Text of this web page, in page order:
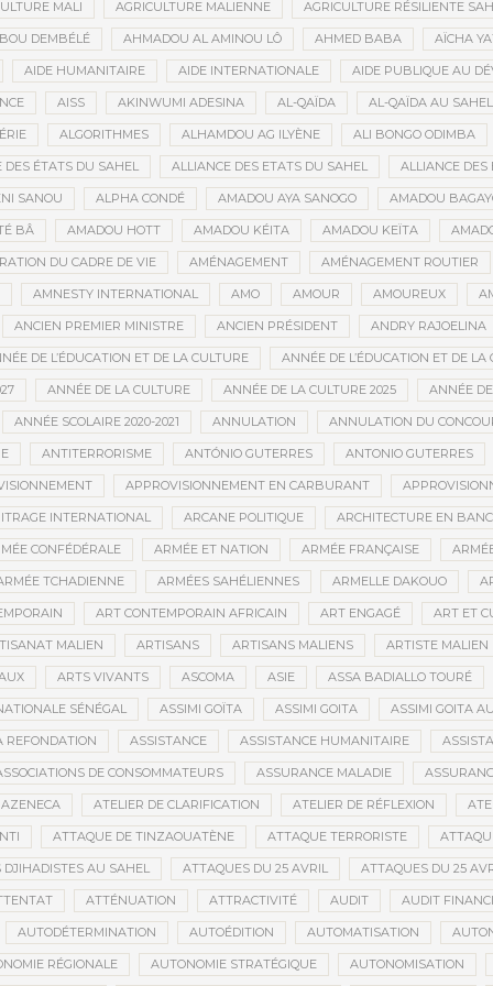
MALI AGRICULTURE MALIENNE AGRICULTURE RÉSILIENTE
DEMBÉLÉ AHMADOU AL AMINOU LÔ AHMED BABA AÏCHA
AIDE HUMANITAIRE AIDE INTERNATIONALE AIDE PUBLIQUE AU
AISS AKINWUMI ADESINA AL-QAÏDA AL-QAÏDA AU SAHEL
ALGORITHMES ALHAMDOU AG ILYÈNE ALI BONGO ODIMBA
DES ÉTATS DU SAHEL ALLIANCE DES ETATS DU SAHEL ALLIANCE DES
SANOU ALPHA CONDÉ AMADOU AYA SANOGO AMADOU
BÂ AMADOU HOTT AMADOU KÉITA AMADOU KEÏTA
DU CADRE DE VIE AMÉNAGEMENT AMÉNAGEMENT ROUTIER
AMNESTY INTERNATIONAL AMO AMOUR AMOUREUX
ANCIEN PREMIER MINISTRE ANCIEN PRÉSIDENT ANDRY RAJOELINA
DE L’ÉDUCATION ET DE LA CULTURE ANNÉE DE L’ÉDUCATION ET DE LA
ANNÉE DE LA CULTURE ANNÉE DE LA CULTURE 2025 ANNÉE
ANNÉE SCOLAIRE 2020-2021 ANNULATION ANNULATION DU
ANTITERRORISME ANTÓNIO GUTERRES ANTONIO GUTERRES
APPROVISIONNEMENT EN CARBURANT
INTERNATIONAL ARCANE POLITIQUE ARCHITECTURE EN
CONFÉDÉRALE ARMÉE ET NATION ARMÉE FRANÇAISE
TCHADIENNE ARMÉES SAHÉLIENNES ARMELLE DAKOUO
ART CONTEMPORAIN AFRICAIN ART ENGAGÉ ART ET
MALIEN ARTISANS ARTISANS MALIENS ARTISTE MALIEN
ARTS VIVANTS ASCOMA ASIE ASSA BADIALLO TOURÉ
SÉNÉGAL ASSIMI GOÏTA ASSIMI GOITA ASSIMI GOITA
REFONDATION ASSISTANCE ASSISTANCE HUMANITAIRE
DE CONSOMMATEURS ASSURANCE MALADIE
ATELIER DE CLARIFICATION ATELIER DE RÉFLEXION
ATTAQUE DE TINZAOUATÈNE ATTAQUE TERRORISTE
AU SAHEL ATTAQUES DU 25 AVRIL ATTAQUES DU 25
ATTÉNUATION ATTRACTIVITÉ AUDIT AUDIT
AUTODÉTERMINATION AUTOÉDITION AUTOMATISATION
RÉGIONALE AUTONOMIE STRATÉGIQUE AUTONOMISATION